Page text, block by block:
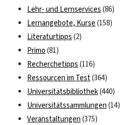
Lehr- und Lernservices (86)
Lernangebote, Kurse (158)
Literaturtipps (2)
Primo (81)
Recherchetipps (116)
Ressourcen im Test(364)
Universitätsbibliothek(440)
Universitätssammlungen (14)
Veranstaltungen (375)